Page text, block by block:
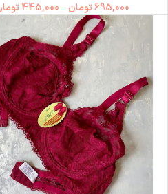
695,000 تومان–
445,000